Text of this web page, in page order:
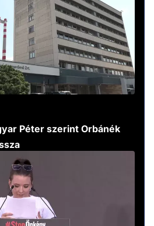
Péter szerint Orbánék